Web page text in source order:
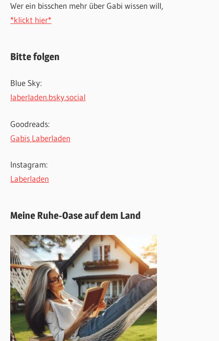
Wer ein bisschen mehr über Gabi wissen will,
*klickt hier*
Bitte folgen
Blue Sky:
laberladen.bsky.social
Goodreads:
Gabis Laberladen
Instagram:
Laberladen
Meine Ruhe-Oase auf dem Land